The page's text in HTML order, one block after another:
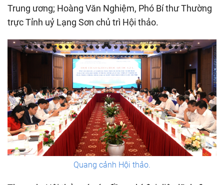
Trung ương; Hoàng Văn Nghiệm, Phó Bí thư Thường
trực Tỉnh uỷ Lạng Sơn chủ trì Hội thảo.
Quang cảnh Hội thảo.